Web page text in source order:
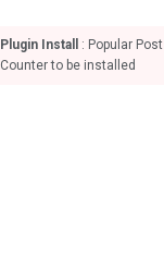
Plugin Install
: Popular
Counter to be installed